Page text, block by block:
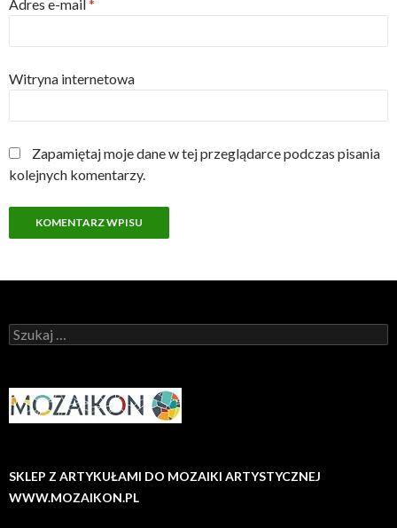
Adres e-mail*
Witryna internetowa
Zapamiętaj moje dane w tej przeglądarce podczas pisania
kolejnych komentarzy.
Szukaj:
SKLEP Z ARTYKUŁAMI DO MOZAIKI ARTYSTYCZNEJ
WWW.MOZAIKON.PL